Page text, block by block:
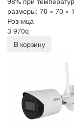
размеры: 70 × 70 ×
Розница
3 970q
В корзину